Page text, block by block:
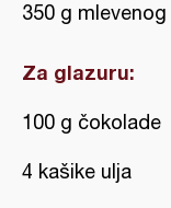
350 g
Za glazuru:
100 g čokolade
4 kašike ulja